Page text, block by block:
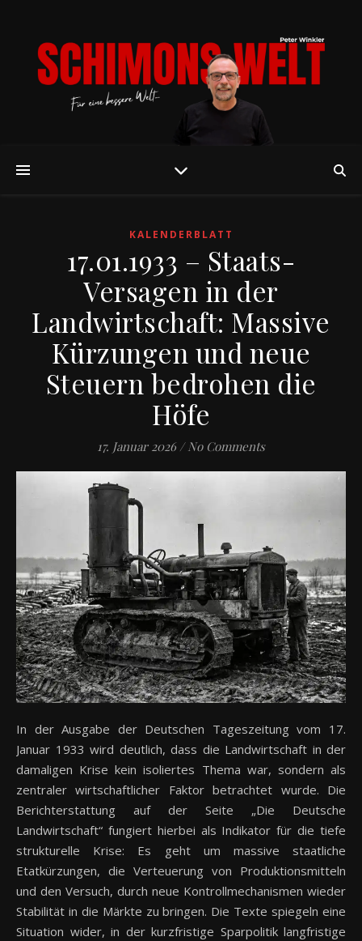
KALENDERBLATT
17.01.1933 – Staats-
Versagen in der
Landwirtschaft: Massive
Kürzungen und neue
Steuern bedrohen die
Höfe
17. Januar 2026 / No Comments
In der Ausgabe der Deutschen Tageszeitung vom 17.
Januar 1933 wird deutlich, dass die Landwirtschaft in der
damaligen Krise kein isoliertes Thema war, sondern als
zentraler wirtschaftlicher Faktor betrachtet wurde. Die
Berichterstattung auf der Seite „Die Deutsche
Landwirtschaft“ fungiert hierbei als Indikator für die tiefe
strukturelle Krise: Es geht um massive staatliche
Etatkürzungen, die Verteuerung von Produktionsmitteln
und den Versuch, durch neue Kontrollmechanismen wieder
Stabilität in die Märkte zu bringen. Die Texte spiegeln eine
Situation wider, in der kurzfristige Sparpolitik langfristige